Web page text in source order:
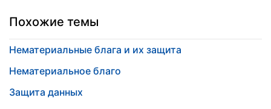
Похожие темы
Нематериальные блага и их защита
Нематериальное благо
Защита данных